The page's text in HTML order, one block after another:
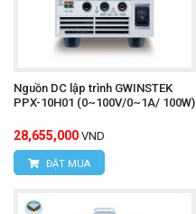
Nguồn DC lập trình GWINSTEK
PPX-10H01 (0~100V/0~1A/ 100W)
28,655,000 VND
ĐẶT MUA